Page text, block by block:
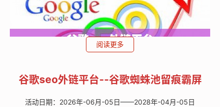
阅读更多
谷歌seo外链平台--谷歌蜘蛛池留痕霸屏
活动日期：2026年-06月-05日——2028年-04月-05日